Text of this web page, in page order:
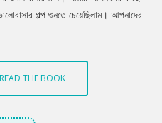
গল্প শুনতে চেয়েছিলাম। আপনাদের
সেরা গল্প নিয়ে এই সংকলন।
THE BOOK